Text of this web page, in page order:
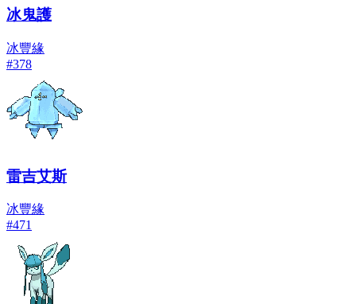
冰鬼護
冰豐緣
#378
雷吉艾斯
冰豐緣
#471